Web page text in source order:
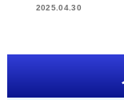
2025.04.30